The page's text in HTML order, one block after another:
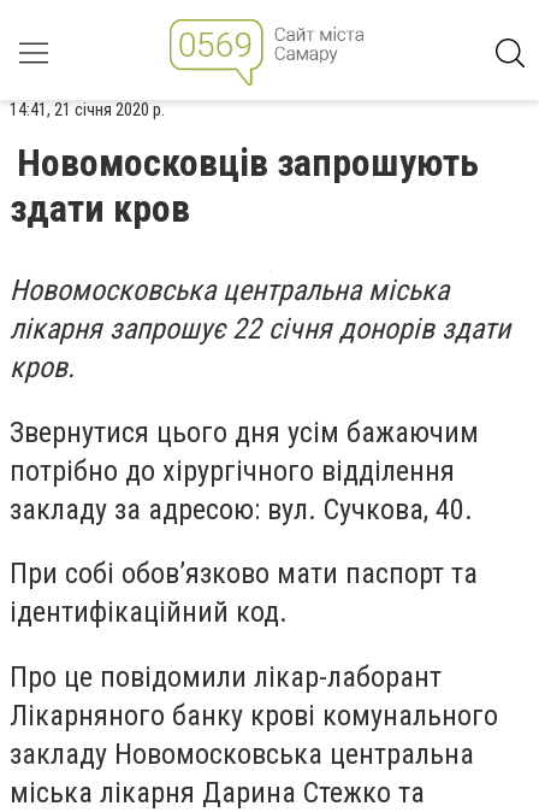
14:41, 21 січня 2020 р.
Новомосковців запрошують
здати кров
Новомосковська центральна міська
лікарня запрошує 22 січня донорів здати
кров.
Звернутися цього дня усім бажаючим
потрібно до хірургічного відділення
закладу за адресою: вул. Сучкова, 40.
При собі обов’язково мати паспорт та
ідентифікаційний код.
Про це повідомили лікар-лаборант
Лікарняного банку крові комунального
закладу Новомосковська центральна
міська лікарня Дарина Стежко та